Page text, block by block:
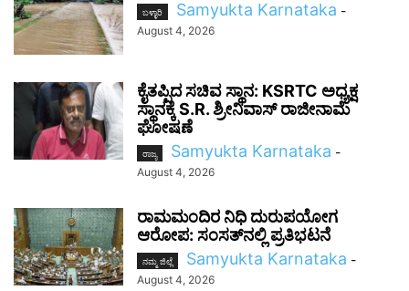
ಬಳ್ಳಾರಿ Samyukta Karnataka -
August 4, 2026
ಕೈತಪ್ಪಿದ ಸಚಿವ ಸ್ಥಾನ: KSRTC ಅಧ್ಯಕ್ಷ
ಸ್ಥಾನಕ್ಕೆ S.R. ಶ್ರೀನಿವಾಸ್ ರಾಜೀನಾಮೆ
ಘೋಷಣೆ
ರಾಜ್ಯ Samyukta Karnataka -
August 4, 2026
ರಾಮಮಂದಿರ ನಿಧಿ ದುರುಪಯೋಗ
ಆರೋಪ: ಸಂಸತ್‌ನಲ್ಲಿ ಪ್ರತಿಭಟನೆ
ನಮ್ಮ ಜಿಲ್ಲೆ Samyukta Karnataka -
August 4, 2026